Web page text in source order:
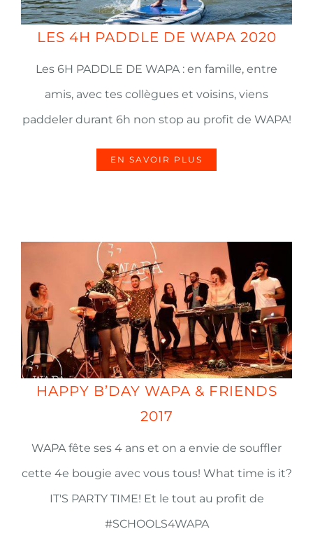
LES 4H PADDLE DE WAPA 2020
Les 6H PADDLE DE WAPA : en famille, entre
amis, avec tes collègues et voisins, viens
paddeler durant 6h non stop au profit de WAPA!
EN SAVOIR PLUS
HAPPY B’DAY WAPA & FRIENDS
2017
HAPPY B’DAY WAPA & FRIENDS
2017
WAPA fête ses 4 ans et on a envie de souffler
cette 4e bougie avec vous tous! What time is it?
IT'S PARTY TIME! Et le tout au profit de
#SCHOOLS4WAPA